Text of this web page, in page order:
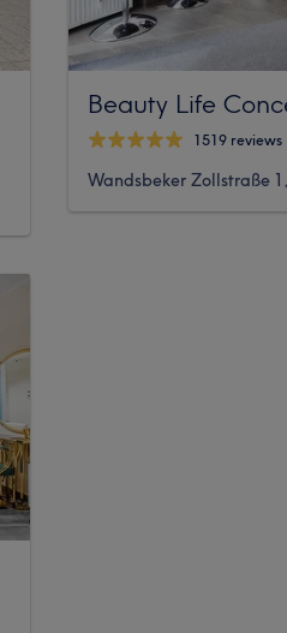
Beauty Life
1519 reviews
Wandsbeker Zollstraße